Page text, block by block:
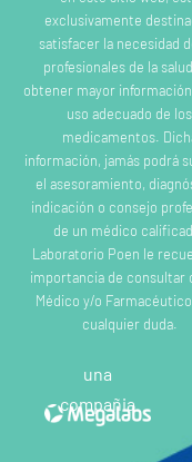
exclusivamente
satisfacer la necesidad
profesionales de la
obtener mayor
uso adecuado de los
medicamentos.
información, jamás podrá
el asesoramiento,
indicación o consejo
de un médico
Laboratorio Poen le
importancia de consultar
Médico y/o
cualquier duda.
una
compañia